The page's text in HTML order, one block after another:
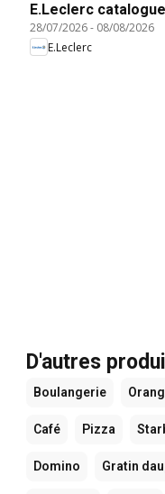
E.Leclerc catalogue
28/07/2026- 08/08/2026
E.Leclerc
D'autres
Boulangerie
Café Pizza
Domino Gratin